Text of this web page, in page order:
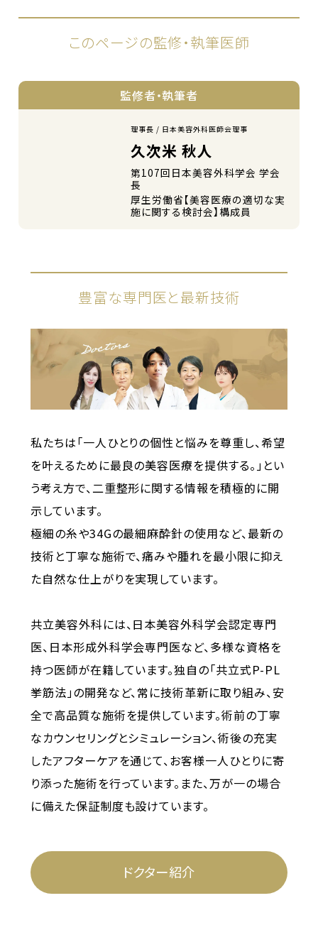
このページの監修・執筆医師
監修者・執筆者
理事長 / 日本美容外科医師会理事
久次米 秋人
第107回日本美容外科学会 学会
長
厚生労働省【美容医療の適切な実
施に関する検討会】構成員
豊富な専門医と最新技術
私たちは「一人ひとりの個性と悩みを尊重し、希望
を叶えるために最良の美容医療を提供する。」とい
う考え方で、二重整形に関する情報を積極的に開
示しています。
極細の糸や34Gの最細麻酔針の使用など、最新の
技術と丁寧な施術で、痛みや腫れを最小限に抑え
た自然な仕上がりを実現しています。
共立美容外科には、日本美容外科学会認定専門
医、日本形成外科学会専門医など、多様な資格を
持つ医師が在籍しています。独自の「共立式P-PL
挙筋法」の開発など、常に技術革新に取り組み、安
全で高品質な施術を提供しています。術前の丁寧
なカウンセリングとシミュレーション、術後の充実
したアフターケアを通じて、お客様一人ひとりに寄
り添った施術を行っています。また、万が一の場合
に備えた保証制度も設けています。
ドクター紹介